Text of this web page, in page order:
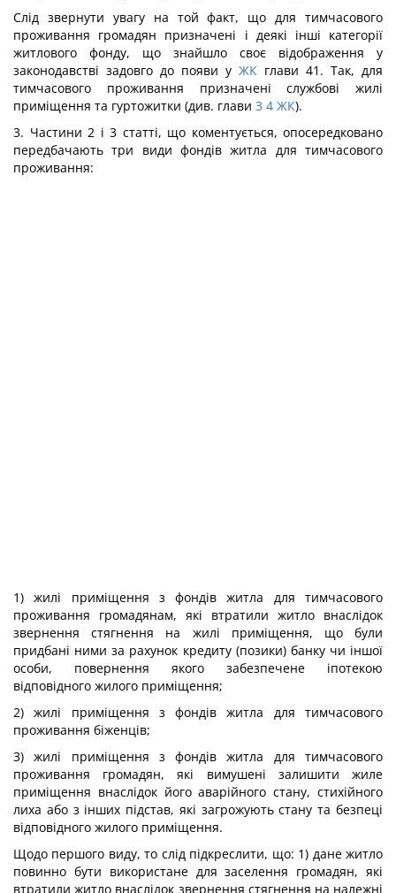
Слід звернути увагу на той факт, що для тимчасового
проживання громадян призначені і деякі інші категорії
житлового фонду, що знайшло своє відображення у
законодавстві задовго до появи у ЖК глави 41. Так, для
тимчасового проживання призначені службові жилі
приміщення та гуртожитки (див. глави 3 4 ЖК).
3. Частини 2 і 3 статті, що коментується, опосередковано
передбачають три види фондів житла для тимчасового
проживання:
1) жилі приміщення з фондів житла для тимчасового
проживання громадянам, які втратили житло внаслідок
звернення стягнення на жилі приміщення, що були
придбані ними за рахунок кредиту (позики) банку чи іншої
особи, повернення якого забезпечене іпотекою
відповідного жилого приміщення;
2) жилі приміщення з фондів житла для тимчасового
проживання біженців;
3) жилі приміщення з фондів житла для тимчасового
проживання громадян, які вимушені залишити жиле
приміщення внаслідок його аварійного стану, стихійного
лиха або з інших підстав, які загрожують стану та безпеці
відповідного жилого приміщення.
Щодо першого виду, то слід підкреслити, що: 1) дане житло
повинно бути використане для заселення громадян, які
втратили житло внаслідок звернення стягнення на належні